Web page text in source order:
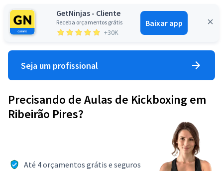
GetNinjas - Cliente
Receba orçamentos grátis
+30K
Baixar app
Entrar
Seja um profissional
Precisando de Aulas de Kickboxing em
Ribeirão Pires?
Até 4 orçamentos grátis e seguros